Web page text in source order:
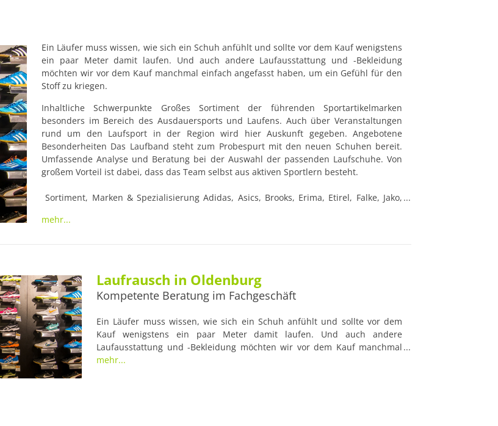
Ein Läufer muss wissen, wie sich ein Schuh anfühlt und sollte vor dem Kauf wenigstens
ein paar Meter damit laufen. Und auch andere Laufausstattung und -Bekleidung
möchten wir vor dem Kauf manchmal einfach angefasst haben, um ein Gefühl für den
Stoff zu kriegen.
Inhaltliche Schwerpunkte Großes Sortiment der führenden Sportartikelmarken
besonders im Bereich des Ausdauersports und Laufens. Auch über Veranstaltungen
rund um den Laufsport in der Region wird hier Auskunft gegeben. Angebotene
Besonderheiten Das Laufband steht zum Probespurt mit den neuen Schuhen bereit.
Umfassende Analyse und Beratung bei der Auswahl der passenden Laufschuhe. Von
großem Vorteil ist dabei, dass das Team selbst aus aktiven Sportlern besteht.
Sortiment, Marken & Spezialisierung Adidas, Asics, Brooks, Erima, Etirel, Falke, Jako,
Sugoi
mehr...
Laufrausch in Oldenburg
Kompetente Beratung im Fachgeschäft
Ein Läufer muss wissen, wie sich ein Schuh anfühlt und sollte vor dem
Kauf wenigstens ein paar Meter damit laufen. Und auch andere
Laufausstattung und -Bekleidung möchten wir vor dem Kauf manchmal
einfach angefasst haben, um ein Gefühl für den Stoff zu kriegen.
mehr...